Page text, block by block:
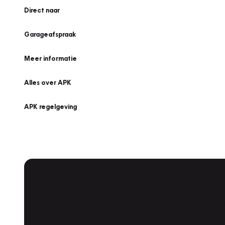
Direct naar
Garageafspraak
Meer informatie
Alles over APK
APK regelgeving